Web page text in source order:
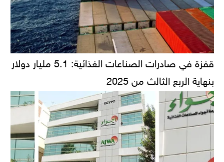
قفزة في صادرات الصناعات الغذائية: 5.1 مليار دولار
بنهاية الربع الثالث من 2025